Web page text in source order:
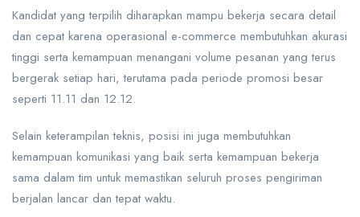
Kandidat yang terpilih diharapkan mampu bekerja secara detail
dan cepat karena operasional e-commerce membutuhkan akurasi
tinggi serta kemampuan menangani volume pesanan yang terus
bergerak setiap hari, terutama pada periode promosi besar
seperti 11.11 dan 12.12.
Selain keterampilan teknis, posisi ini juga membutuhkan
kemampuan komunikasi yang baik serta kemampuan bekerja
sama dalam tim untuk memastikan seluruh proses pengiriman
berjalan lancar dan tepat waktu.